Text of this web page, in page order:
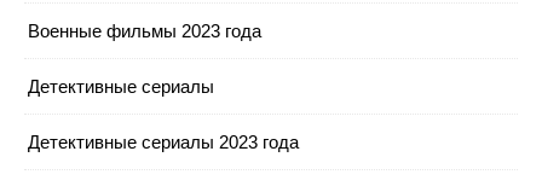
Военные фильмы 2023 года
Детективные сериалы
Детективные сериалы 2023 года